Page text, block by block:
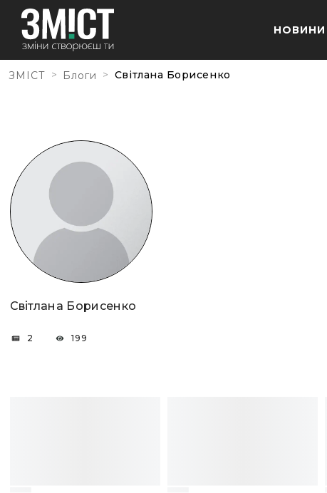
НОВИНИ
ЗМІСТ > Блоги > Світлана Борисенко
Світлана Борисенко
2 199